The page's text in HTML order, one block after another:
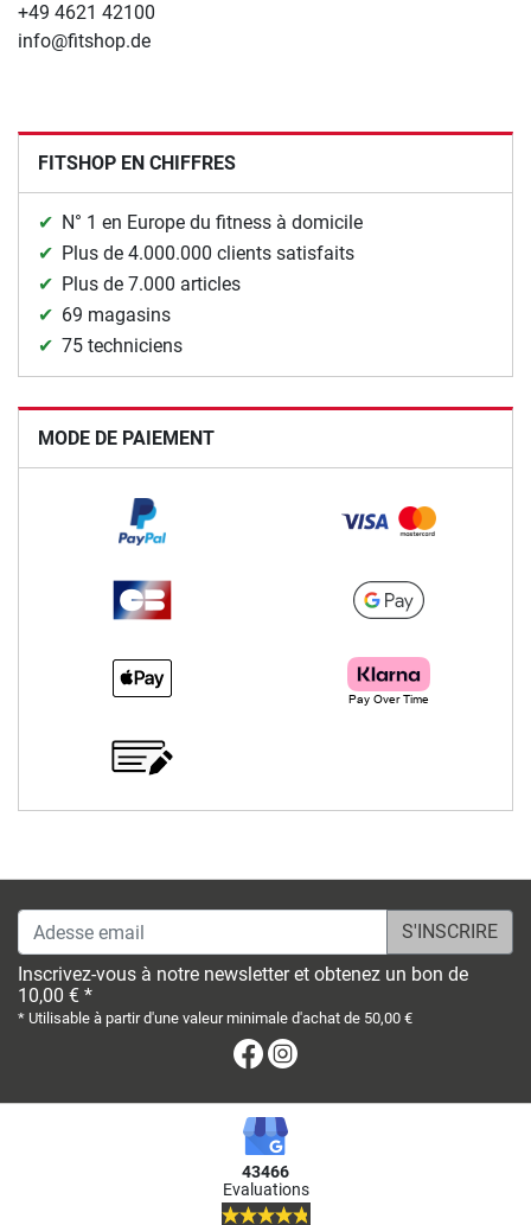
+49 4621 42100
info@fitshop.de
FITSHOP EN CHIFFRES
N° 1 en Europe du fitness à domicile
Plus de 4.000.000 clients satisfaits
Plus de 7.000 articles
69 magasins
75 techniciens
MODE DE PAIEMENT
Adesse email
Inscrivez-vous à notre newsletter et obtenez un bon de
10,00 € *
* Utilisable à partir d'une valeur minimale d'achat de 50,00 €
Facebook
43466
Evaluations